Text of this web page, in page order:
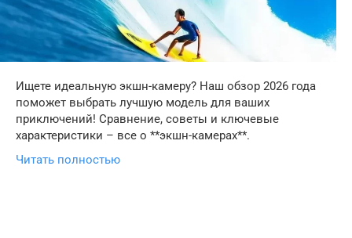
Ищете идеальную экшн-камеру? Наш обзор 2026 года
поможет выбрать лучшую модель для ваших
приключений! Сравнение, советы и ключевые
характеристики – все о **экшн-камерах**.
Читать полностью